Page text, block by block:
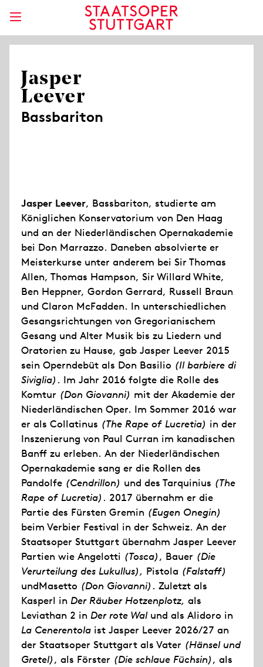
Jasper
Leever
Bassbariton
Jasper Leever, Bassbariton, studierte am
Königlichen Konservatorium von Den Haag
und an der Niederländischen Opernakademie
bei Don Marrazzo. Daneben absolvierte er
Meisterkurse unter anderem bei Sir Thomas
Allen, Thomas Hampson, Sir Willard White,
Ben Heppner, Gordon Gerrard, Russell Braun
und Claron McFadden. In unterschiedlichen
Gesangsrichtungen von Gregorianischem
Gesang und Alter Musik bis zu Liedern und
Oratorien zu Hause, gab Jasper Leever 2015
sein Operndebüt als Don Basilio (Il barbiere di
Siviglia) . Im Jahr 2016 folgte die Rolle des
Komtur (Don Giovanni) mit der Akademie der
Niederländischen Oper. Im Sommer 2016 war
er als Collatinus (The Rape of Lucretia) in der
Inszenierung von Paul Curran im kanadischen
Banff zu erleben. An der Niederländischen
Opernakademie sang er die Rollen des
Pandolfe (Cendrillon) und des Tarquinius (The
Rape of Lucretia) . 2017 übernahm er die
Partie des Fürsten Gremin (Eugen Onegin)
beim Verbier Festival in der Schweiz. An der
Staatsoper Stuttgart übernahm Jasper Leever
Partien wie Angelotti (Tosca), Bauer (Die
Verurteilung des Lukullus), Pistola (Falstaff)
undMasetto (Don Giovanni) . Zuletzt als
Kasperl in Der Räuber Hotzenplotz, als
Leviathan 2 in Der rote Walund als Alidoro in
La Cenerentola ist Jasper Leever 2026/27 an
der Staatsoper Stuttgart als Vater (Hänsel und
Gretel), als Förster (Die schlaue Füchsin), als